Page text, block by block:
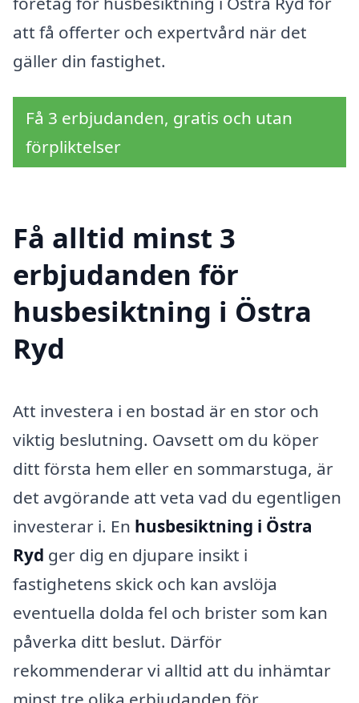
att få offerter och expertvård när det
gäller din fastighet.
Få 3 erbjudanden, gratis och utan
förpliktelser
Få alltid minst 3
erbjudanden för
husbesiktning i Östra
Ryd
Att investera i en bostad är en stor och
viktig beslutning. Oavsett om du köper
ditt första hem eller en sommarstuga, är
det avgörande att veta vad du egentligen
investerar i. En husbesiktning i Östra
Ryd ger dig en djupare insikt i
fastighetens skick och kan avslöja
eventuella dolda fel och brister som kan
påverka ditt beslut. Därför
rekommenderar vi alltid att du inhämtar